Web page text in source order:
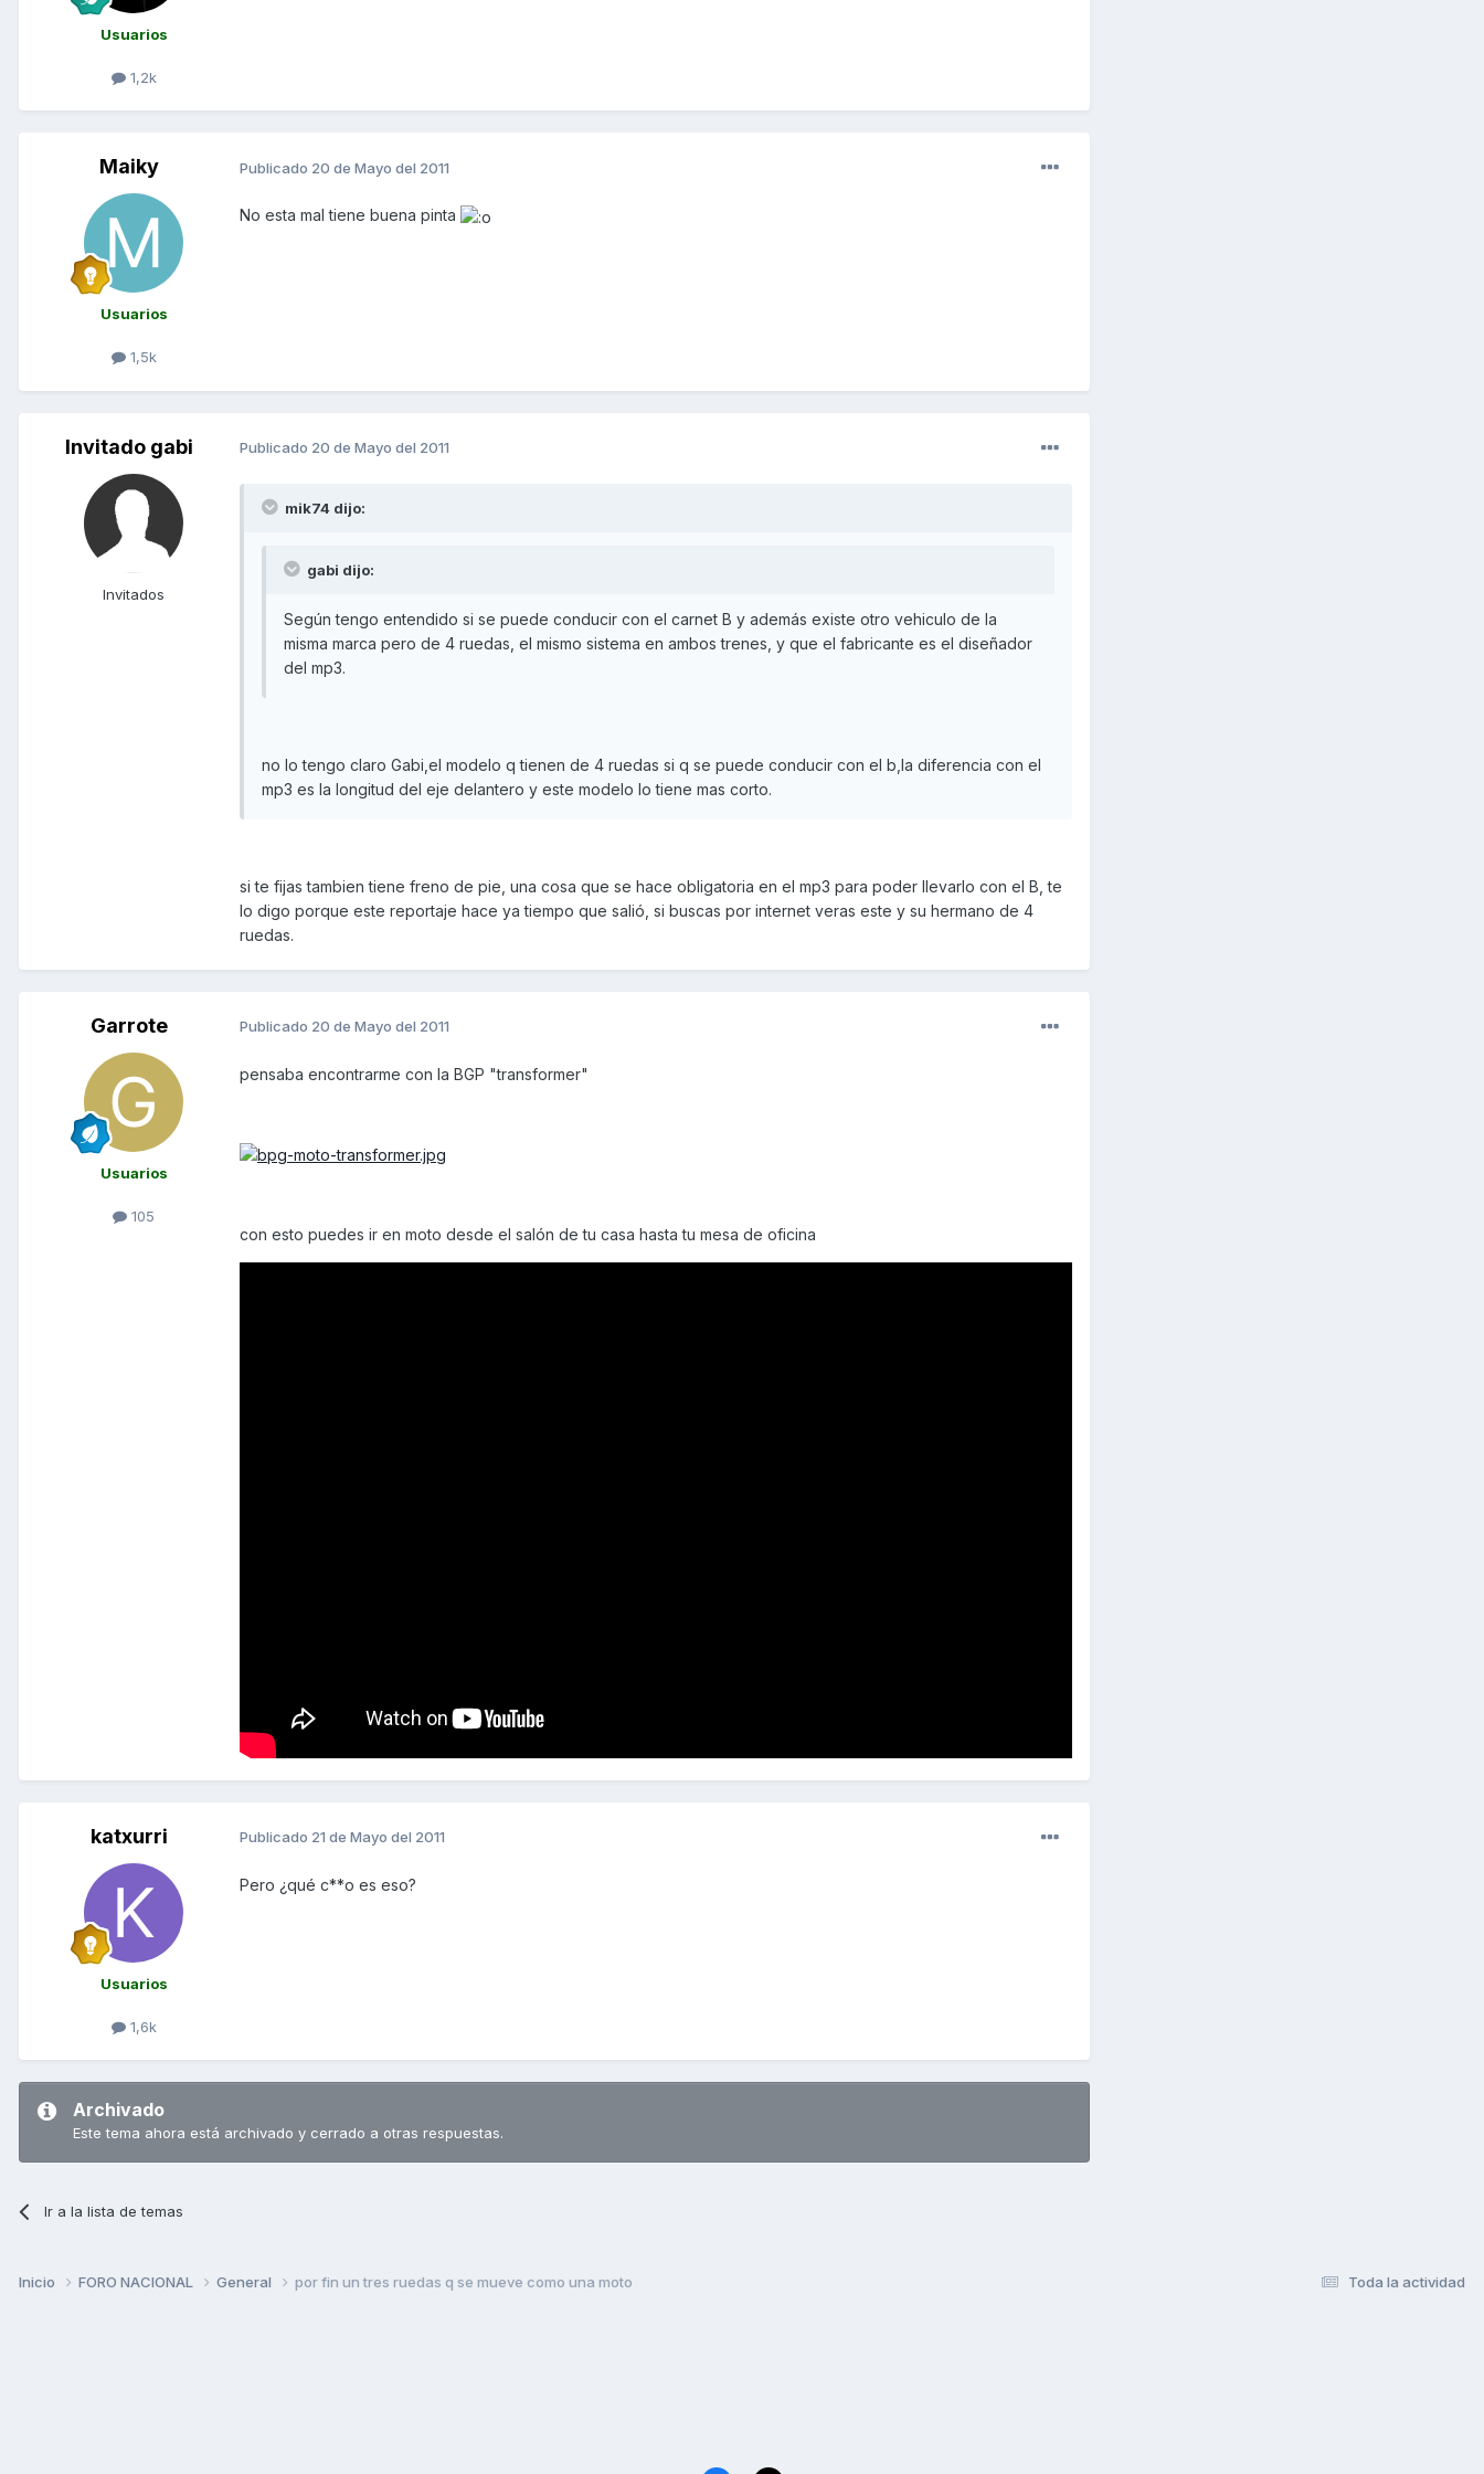
Usuarios
1,2k
Maiky
Usuarios
1,5k
Publicado 20 de Mayo del 2011
No esta mal tiene buena pinta
Invitado gabi
Invitados
Publicado 20 de Mayo del 2011
mik74 dijo:
gabi dijo:
Según tengo entendido si se puede conducir con el carnet B y además existe otro vehiculo de la
misma marca pero de 4 ruedas, el mismo sistema en ambos trenes, y que el fabricante es el diseñador
del mp3.
no lo tengo claro Gabi,el modelo q tienen de 4 ruedas si q se puede conducir con el b,la diferencia con el
mp3 es la longitud del eje delantero y este modelo lo tiene mas corto.
si te fijas tambien tiene freno de pie, una cosa que se hace obligatoria en el mp3 para poder llevarlo con el B, te
lo digo porque este reportaje hace ya tiempo que salió, si buscas por internet veras este y su hermano de 4
ruedas.
Garrote
Usuarios
105
Publicado 20 de Mayo del 2011
pensaba encontrarme con la BGP "transformer"
con esto puedes ir en moto desde el salón de tu casa hasta tu mesa de oficina
katxurri
Usuarios
1,6k
Publicado 21 de Mayo del 2011
Pero ¿qué c**o es eso?
Archivado
Este tema ahora está archivado y cerrado a otras respuestas.
Ir a la lista de temas
Toda la actividad
Inicio FORO NACIONAL General por fin un tres ruedas q se mueve como una moto